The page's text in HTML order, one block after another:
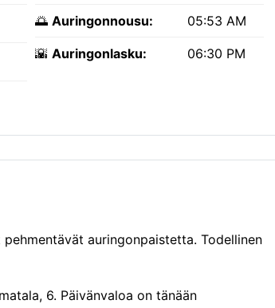
🌅 Auringonnousu: 05:53 AM
🌇 Auringonlasku: 06:30 PM
auringonpaistetta. Todellinen
6. Päivänvaloa on tänään